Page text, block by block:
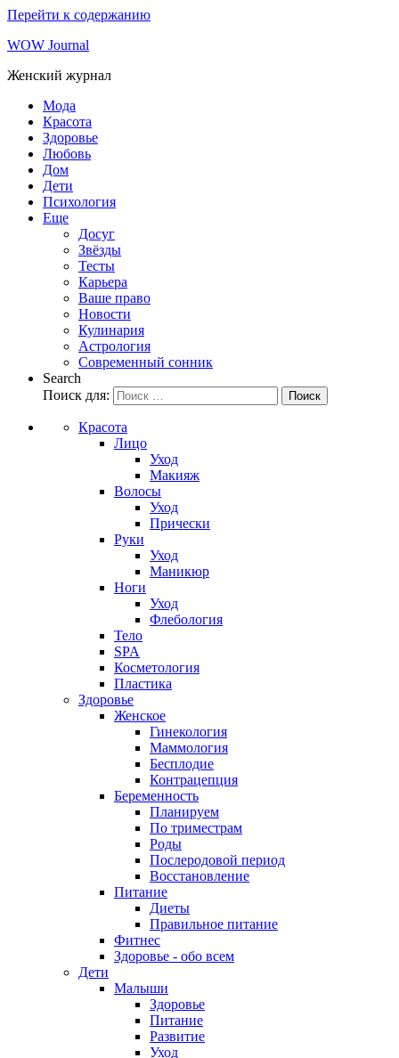
Перейти к содержанию
WOW Journal
Женский журнал
Мода
Красота
Здоровье
Любовь
Дом
Дети
Психология
Еще
Досуг
Звёзды
Тесты
Карьера
Ваше право
Новости
Кулинария
Астрология
Современный сонник
Search
Поиск для:
Поиск
Красота
Лицо
Уход
Макияж
Волосы
Уход
Прически
Руки
Уход
Маникюр
Ноги
Уход
Флебология
Тело
SPA
Косметология
Пластика
Здоровье
Женское
Гинекология
Маммология
Бесплодие
Контрацепция
Беременность
Планируем
По триместрам
Роды
Послеродовой период
Восстановление
Питание
Диеты
Правильное питание
Фитнес
Здоровье - обо всем
Дети
Малыши
Здоровье
Питание
Развитие
Уход